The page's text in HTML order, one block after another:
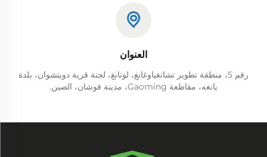
العنوان
رقم 5، منطقة تطوير تشانغياوغانغ، لوتانغ، لجنة قرية دويتشوان، بلدة
يانغه، مقاطعة Gaoming، مدينة فوشان، الصين.